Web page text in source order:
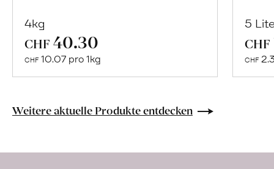
4kg
CHF 40.30
CHF 10.07 pro 1kg
Naturbelassene
Lebensmittel
5
CHF
CHF
Weitere aktuelle Produkte entdecken